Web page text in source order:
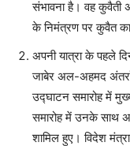
संभावना है। वह
के निमंत्रण पर कुवैत का
अपनी यात्रा के पहले
जाबेर अल-अहमद
उद्घाटन समारोह में
समारोह में उनके साथ
शामिल हुए। विदेश